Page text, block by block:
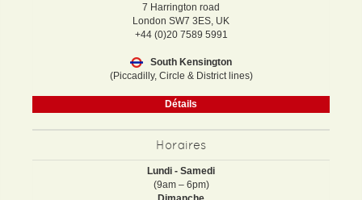
7 Harrington road
London SW7 3ES, UK
+44 (0)20 7589 5991
South Kensington
(Piccadilly, Circle & District lines)
Détails
Horaires
Lundi - Samedi
(9am – 6pm)